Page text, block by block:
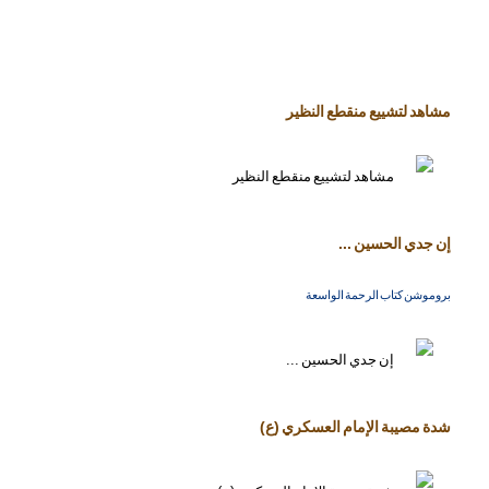
مشاهد لتشييع منقطع النظير
إن جدي الحسين ...
بروموشن كتاب الرحمة الواسعة
شدة مصيبة الإمام العسكري (ع)